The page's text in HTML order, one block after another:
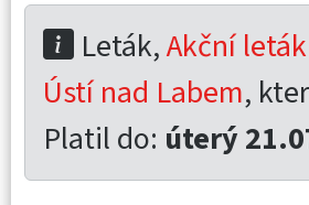
Leták,Akční
Ústí nad Labem,
Platil do: úterý